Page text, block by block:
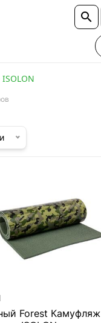

ISOLON
Forest Камуфляж